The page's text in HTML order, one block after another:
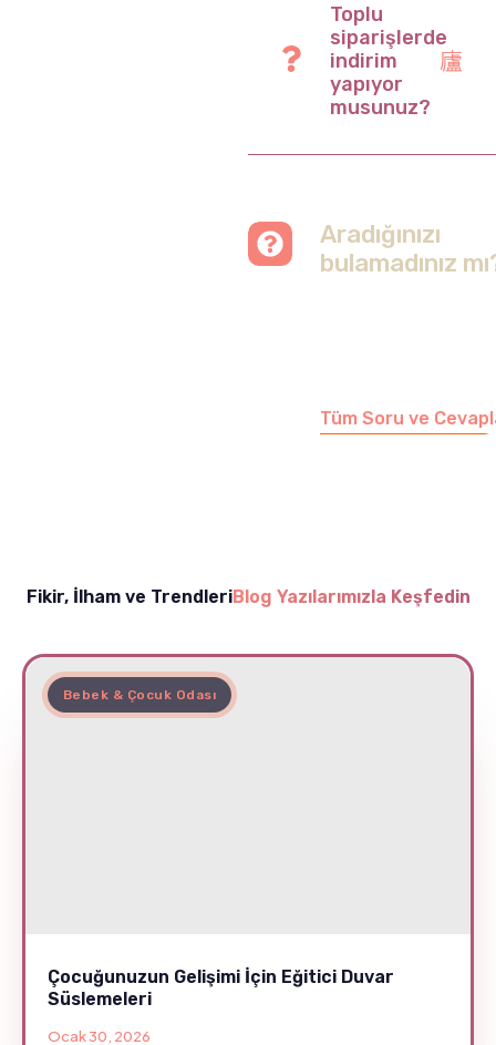
Toplu
siparişlerde
indirim
yapıyor
musunuz?
Aradığınızı
bulamadınız
Tüm Soru ve
Fikir, İlham ve TrendleriBlog Yazılarımızla Keşfedin
Bebek & Çocuk Odası
Çocuğunuzun Gelişimi İçin Eğitici Duvar
Süslemeleri
Ocak 30, 2026